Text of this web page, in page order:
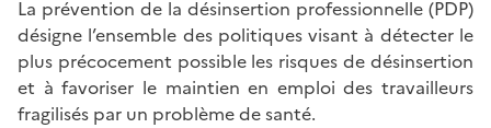
La prévention de la désinsertion professionnelle (PDP)
désigne l’ensemble des politiques visant à détecter le
plus précocement possible les risques de désinsertion
et à favoriser le maintien en emploi des travailleurs
fragilisés par un problème de santé.